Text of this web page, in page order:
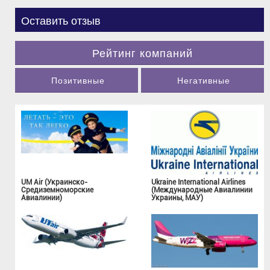
Оставить отзыв
Рейтинг компаний
Позитивные Негативные
UM Air (Украинско-
Средиземноморские
Авиалинии)
Ukraine International Airlines
(Международные Авиалинии
Украины, МАУ)